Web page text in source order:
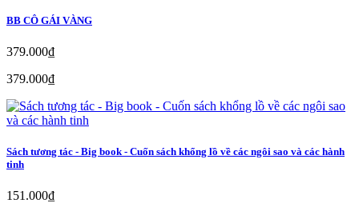
BB CÔ GÁI VÀNG
379.000₫
379.000₫
Sách tương tác - Big book - Cuốn sách khổng lồ về các ngôi sao và các hành
tinh
151.000₫